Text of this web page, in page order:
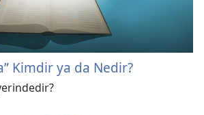
Kimdir ya da Nedir?